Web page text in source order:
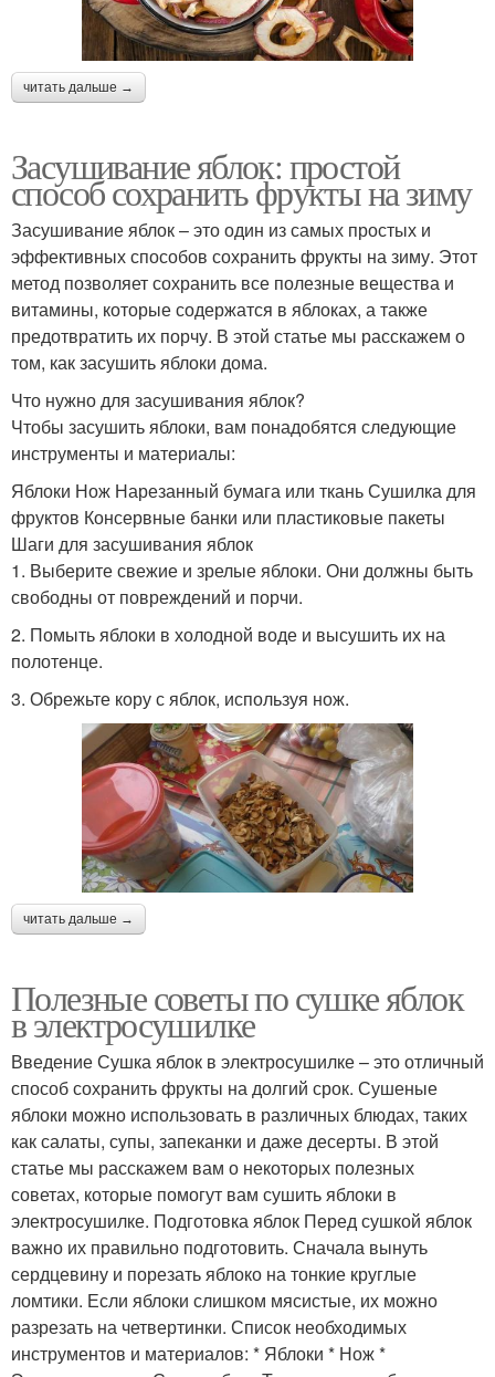
читать дальше →
Засушивание яблок: простой
способ сохранить фрукты на зиму
Засушивание яблок – это один из самых простых и
эффективных способов сохранить фрукты на зиму. Этот
метод позволяет сохранить все полезные вещества и
витамины, которые содержатся в яблоках, а также
предотвратить их порчу. В этой статье мы расскажем о
том, как засушить яблоки дома.
Что нужно для засушивания яблок?
Чтобы засушить яблоки, вам понадобятся следующие
инструменты и материалы:
Яблоки Нож Нарезанный бумага или ткань Сушилка для
фруктов Консервные банки или пластиковые пакеты
Шаги для засушивания яблок
1. Выберите свежие и зрелые яблоки. Они должны быть
свободны от повреждений и порчи.
2. Помыть яблоки в холодной воде и высушить их на
полотенце.
3. Обрежьте кору с яблок, используя нож.
читать дальше →
Полезные советы по сушке яблок
в электросушилке
Введение Сушка яблок в электросушилке – это отличный
способ сохранить фрукты на долгий срок. Сушеные
яблоки можно использовать в различных блюдах, таких
как салаты, супы, запеканки и даже десерты. В этой
статье мы расскажем вам о некоторых полезных
советах, которые помогут вам сушить яблоки в
электросушилке. Подготовка яблок Перед сушкой яблок
важно их правильно подготовить. Сначала вынуть
сердцевину и порезать яблоко на тонкие круглые
ломтики. Если яблоки слишком мясистые, их можно
разрезать на четвертинки. Список необходимых
инструментов и материалов: * Яблоки * Нож *